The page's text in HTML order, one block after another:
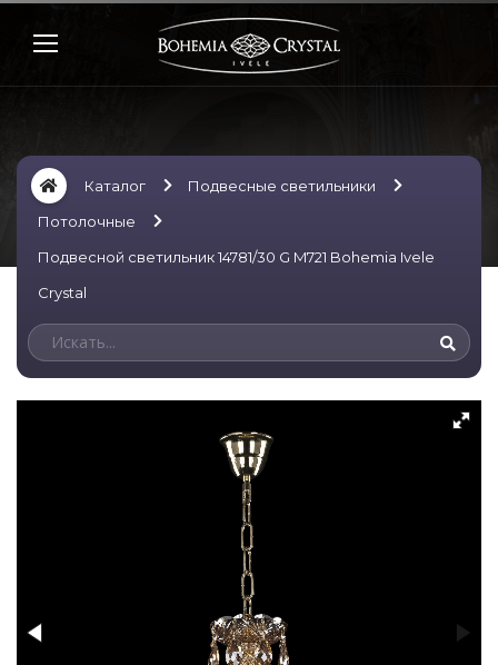
Каталог
Подвесные светильники
Потолочные
Подвесной светильник 14781/30 G M721 Bohemia Ivele
Crystal